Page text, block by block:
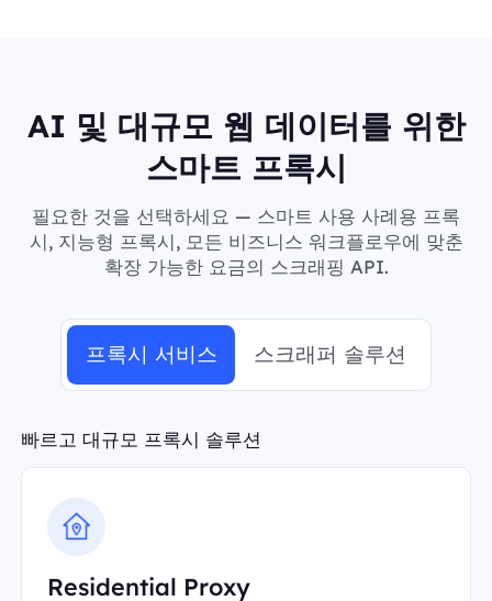
AI 및 대규모 웹 데이터를 위한
스마트 프록시
필요한 것을 선택하세요 — 스마트 사용 사례용 프록
시, 지능형 프록시, 모든 비즈니스 워크플로우에 맞춘
확장 가능한 요금의 스크래핑 API.
프록시 서비스 스크래퍼 솔루션
빠르고 대규모 프록시 솔루션
Residential Proxy